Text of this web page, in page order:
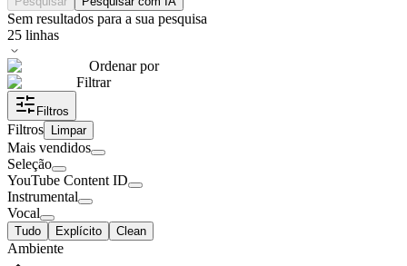
Sem resultados para a sua pesquisa
25 linhas
Ordenar por
Filtrar
Filtros
Filtros Limpar
Mais vendidos
Seleção
YouTube Content ID
Instrumental
Vocal
Tudo Explícito Clean
Ambiente